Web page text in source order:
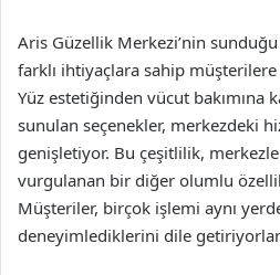
Aris Güzellik Merkezi’nin
farklı ihtiyaçlara sahip
Yüz estetiğinden vücut bakımına
sunulan seçenekler, merkezdeki
genişletiyor. Bu çeşitlilik,
vurgulanan bir diğer olumlu
Müşteriler, birçok işlemi aynı
deneyimlediklerini dile